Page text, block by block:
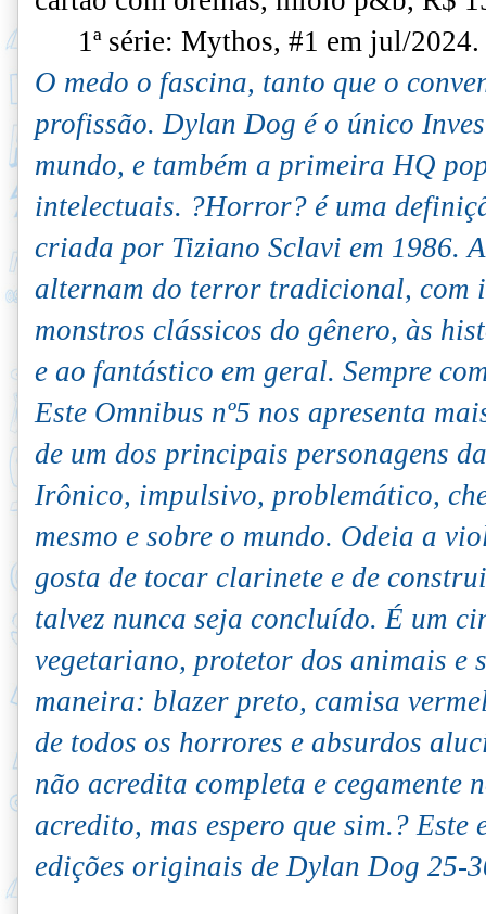
1ª série: Mythos, #1 em jul/2024.
O medo o fascina, tanto que o
profissão. Dylan Dog é o único
mundo, e também a primeira HQ
intelectuais. ?Horror? é uma
criada por Tiziano Sclavi em 1986.
alternam do terror tradicional, com
monstros clássicos do gênero, às
e ao fantástico em geral. Sempre
Este Omnibus nº5 nos apresenta
de um dos principais personagens
Irônico, impulsivo, problemático,
mesmo e sobre o mundo. Odeia a
gosta de tocar clarinete e de
talvez nunca seja concluído. É um
vegetariano, protetor dos animais e
maneira: blazer preto, camisa
de todos os horrores e absurdos
não acredita completa e cegamente
acredito, mas espero que sim.? Este
edições originais de Dylan Dog 25-